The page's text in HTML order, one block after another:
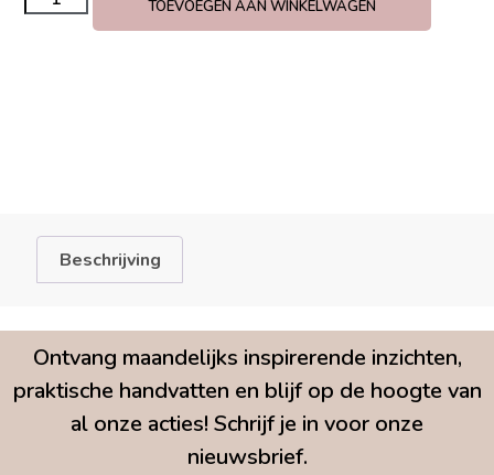
TOEVOEGEN AAN WINKELWAGEN
Beschrijving
Ontvang maandelijks inspirerende inzichten,
praktische handvatten en blijf op de hoogte van
al onze acties! Schrijf je in voor onze
nieuwsbrief.